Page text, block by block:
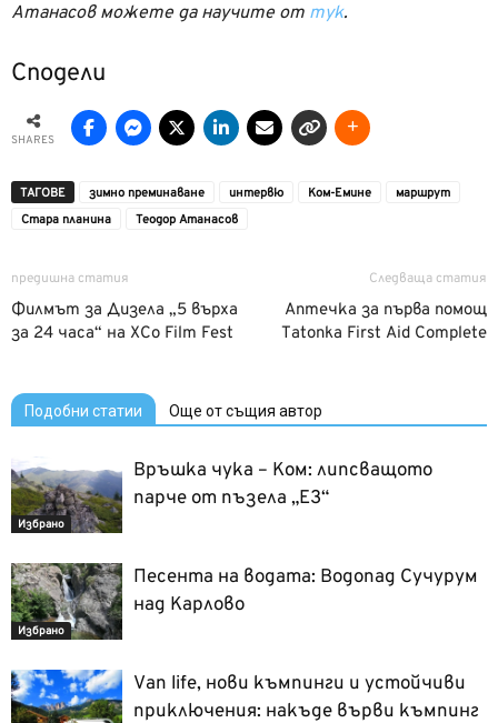
Атанасов можете да научите от тук.
Сподели
SHARES
ТАГОВЕ зимно преминаване интервю Ком-Емине
маршрут
Стара планина
Теодор Атанасов
предишна статия
Филмът за Дизела „5 върха
за 24 часа“ на XCo Film Fest
Следваща статия
Аптечка за първа помощ
Tatonka First Aid Complete
Подобни статии Още от същия автор
Избрано
Връшка чука – Ком: липсващото
парче от пъзела „Е3“
Избрано
Песента на водата: Водопад Сучурум
над Карлово
Van life, нови къмпинги и устойчиви
приключения: накъде върви къмпинг